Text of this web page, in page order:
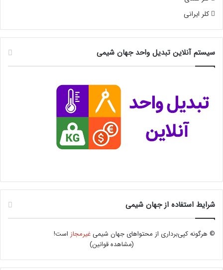
کلر ایرانی
سیستم آنلاین تبدیل واحد جهان شیمی
شرایط استفاده از جهان شیمی
© هرگونه کپی‌برداری از محتواهای جهان شیمیغیرمجاز است!
(مشاهده قوانین)